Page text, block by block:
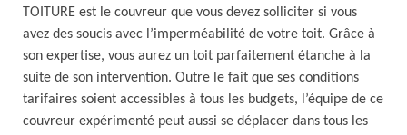
TOITURE est le couvreur que vous devez solliciter si vous
avez des soucis avec l’imperméabilité de votre toit. Grâce à
son expertise, vous aurez un toit parfaitement étanche à la
suite de son intervention. Outre le fait que ses conditions
tarifaires soient accessibles à tous les budgets, l’équipe de ce
couvreur expérimenté peut aussi se déplacer dans tous les